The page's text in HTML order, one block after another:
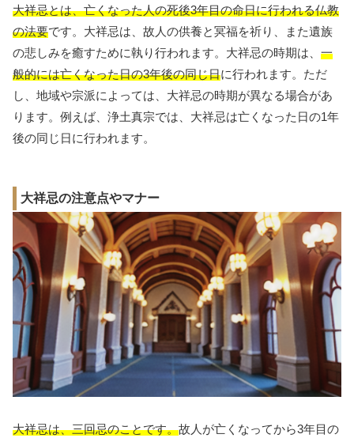
大祥忌とは、亡くなった人の死後3年目の命日に行われる仏教
の法要です。大祥忌は、故人の供養と冥福を祈り、また遺族
の悲しみを癒すために執り行われます。大祥忌の時期は、 一
般的には亡くなった日の3年後の同じ日に行われます。ただ
し、地域や宗派によっては、大祥忌の時期が異なる場合があ
ります。例えば、浄土真宗では、大祥忌は亡くなった日の1年
後の同じ日に行われます。
大祥忌の注意点やマナー
大祥忌は、三回忌のことです。故人が亡くなってから3年目の